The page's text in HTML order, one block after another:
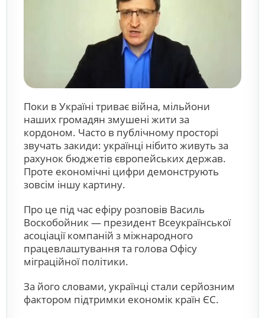
Поки в Україні триває війна, мільйони
наших громадян змушені жити за
кордоном. Часто в публічному просторі
звучать закиди: українці нібито живуть за
рахунок бюджетів європейських держав.
Проте економічні цифри демонструють
зовсім іншу картину.
Про це під час ефіру розповів Василь
Воскобойник — президент Всеукраїнської
асоціації компаній з міжнародного
працевлаштування та голова Офісу
міграційної політики.
За його словами, українці стали серйозним
фактором підтримки економік країн ЄС.